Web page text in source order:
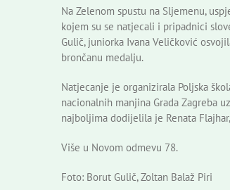
Na Zelenom spustu na Sljemenu,
kojem su se natjecali i pripadnici
Gulič, juniorka Ivana Veličković
brončanu medalju.
Natjecanje je organizirala Poljska
nacionalnih manjina Grada Zagreba
najboljima dodijelila je Renata
Više u Novom odmevu 78.
Foto: Borut Gulič, Zoltan Balaž Piri